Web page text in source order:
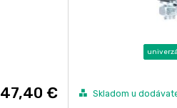
47,40 € Skladom u